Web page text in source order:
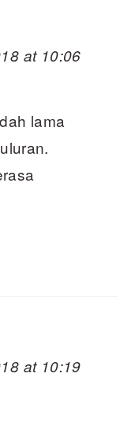
at 10:06
lama
at 10:19